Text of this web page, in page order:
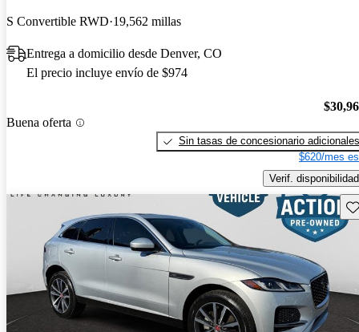
S Convertible RWD 19,562 millas
Entrega a domicilio desde Denver, CO
El precio incluye envío de $974
Buena oferta
Sin tasas de concesionario adicionales
$620/mes
Verif. disponibilidad